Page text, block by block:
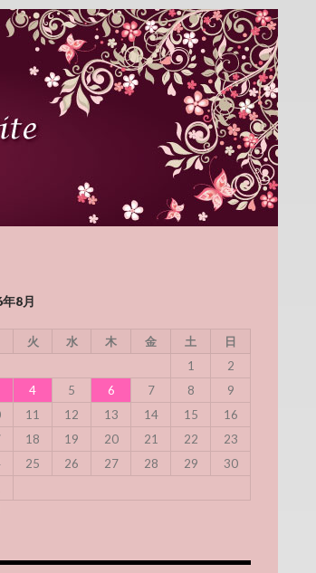
8月
火 水 木 金 土
日
1
2
4 5 6 7 8
9
11 12 13 14 15
16
18 19 20 21 22
23
25 26 27 28 29
30